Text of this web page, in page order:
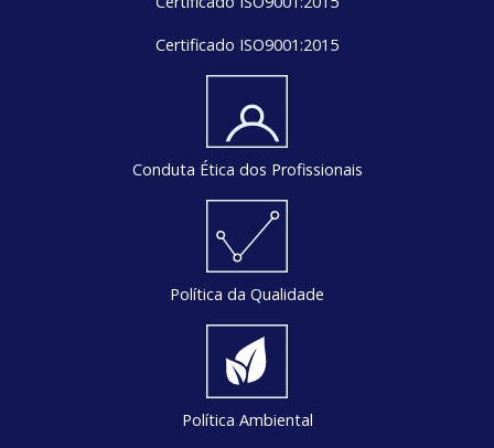
Certificado ISO9001:2015
Conduta Ética dos Profissionais
Política da Qualidade
Política Ambiental